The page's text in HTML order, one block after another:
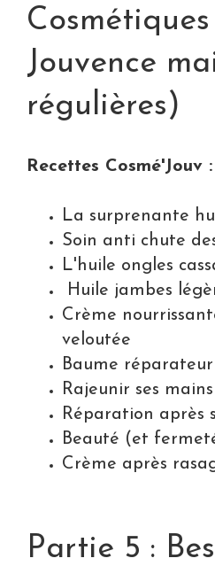
Jouvence
régulières)
Recettes Cosmé'Jouv :
La surprenante
Soin anti chute
L'huile ongles
Huile jambes
Crème
veloutée
Baume
Rajeunir ses mains
Réparation après
Beauté (et
Crème après
Partie 5 :